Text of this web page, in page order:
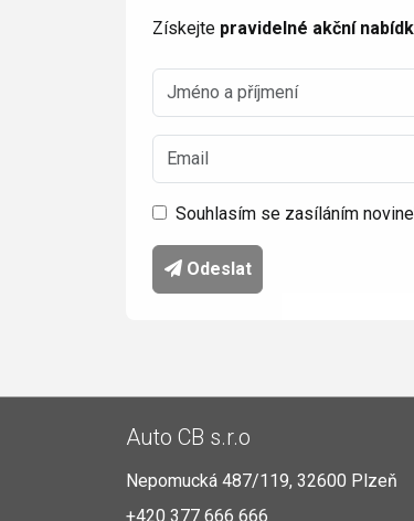
Získejte pravidelné akční
Souhlasím se zasíláním
Odeslat
Auto CB s.r.o
Nepomucká 487/119, 32600 Plzeň
+420 377 666 666